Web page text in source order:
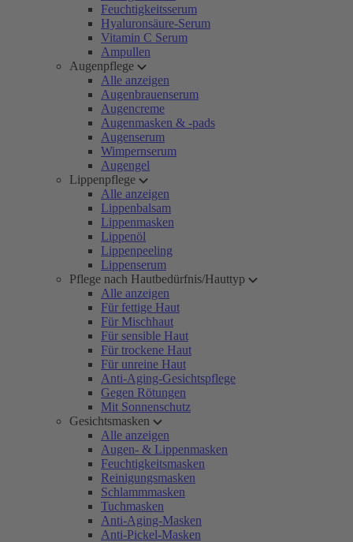
Feuchtigkeitsserum
Hyaluronsäure-Serum
Vitamin C Serum
Ampullen
Augenpflege
Alle anzeigen
Augenbrauenserum
Augencreme
Augenmasken & -pads
Augenserum
Wimpernserum
Augengel
Lippenpflege
Alle anzeigen
Lippenbalsam
Lippenmasken
Lippenöl
Lippenpeeling
Lippenserum
Pflege nach Hautbedürfnis/Hauttyp
Alle anzeigen
Für fettige Haut
Für Mischhaut
Für sensible Haut
Für trockene Haut
Für unreine Haut
Anti-Aging-Gesichtspflege
Gegen Rötungen
Mit Sonnenschutz
Gesichtsmasken
Alle anzeigen
Augen- & Lippenmasken
Feuchtigkeitsmasken
Reinigungsmasken
Schlammmasken
Tuchmasken
Anti-Aging-Masken
Anti-Pickel-Masken